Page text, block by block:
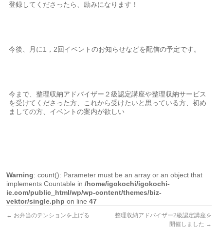
登録してくださったら、励みになります！
今後、月に1，2回イベントのお知らせなどを配信の予定です。
今まで、整理収納アドバイザー２級認定講座や整理収納サービス
を受けてくださった方、これから受けたいと思っている方、初め
ましての方、イベントの案内が欲しい
Warning: count(): Parameter must be an array or an object that
implements Countable in/home/igokochi/igokochi-
ie.com/public_html/wp/wp-content/themes/biz-
vektor/single.php on line47
← お弁当のテンションを上げる
整理収納アドバイザー2級認定講座を
開催しました →